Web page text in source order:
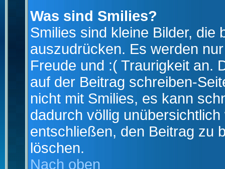
Was sind Smilies?
Smilies sind kleine Bilder, die
auszudrücken. Es werden
Freude und :( Traurigkeit an.
auf der Beitrag schreiben-
nicht mit Smilies, es kann
dadurch völlig
entschließen, den Beitrag zu
löschen.
Nach oben